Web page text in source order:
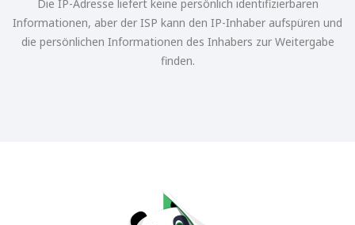
Die IP-Adresse liefert keine persönlich identifizierbaren
Informationen, aber der ISP kann den IP-Inhaber aufspüren und
die persönlichen Informationen des Inhabers zur Weitergabe
finden.